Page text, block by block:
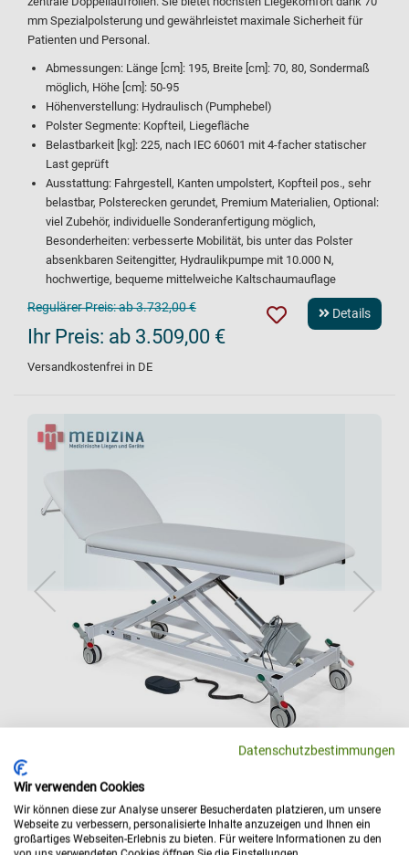
mm Spezialpolsterung und gewährleistet maximale Sicherheit für
Patienten und Personal.
Abmessungen: Länge [cm]: 195, Breite [cm]: 70, 80, Sondermaß
möglich, Höhe [cm]: 50-95
Höhenverstellung: Hydraulisch (Pumphebel)
Polster Segmente: Kopfteil, Liegefläche
Belastbarkeit [kg]: 225, nach IEC 60601 mit 4-facher statischer
Last geprüft
Ausstattung: Fahrgestell, Kanten umpolstert, Kopfteil pos., sehr
belastbar, Polsterecken gerundet, Premium Materialien, Optional:
viel Zubehör, individuelle Sonderanfertigung möglich,
Besonderheiten: verbesserte Mobilität, bis unter das Polster
absenkbaren Seitengitter, Hydraulikpumpe mit 10.000 N,
hochwertige, bequeme mittelweiche Kaltschaumauflage
Regulärer Preis:ab 3.732,00 €
Ihr Preis: ab 3.509,00 €
Versandkostenfrei in DE
Details
Hochbelastbare Untersuchungsliege
höhenverstellbar »DX Plus« | Elektrisch Modell
Datenschutzbestimmungen
Wir verwenden Cookies
Wir können diese zur Analyse unserer Besucherdaten platzieren, um unsere
Webseite zu verbessern, personalisierte Inhalte anzuzeigen und Ihnen ein
großartiges Webseiten-Erlebnis zu bieten. Für weitere Informationen zu den